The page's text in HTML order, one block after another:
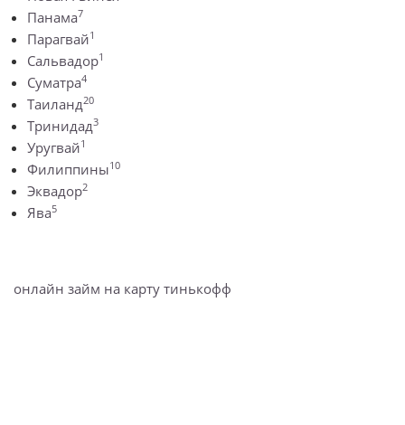
Панама7
Парагвай1
Сальвадор1
Суматра4
Таиланд20
Тринидад3
Уругвай1
Филиппины10
Эквадор2
Ява5
онлайн займ на карту тинькофф